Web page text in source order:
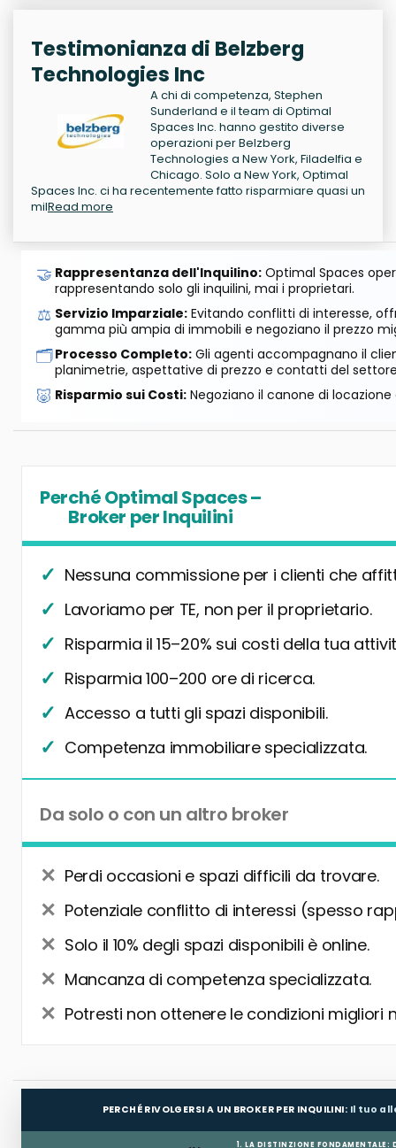
Testimonianza di Belzberg
Technologies Inc
A chi di competenza, Stephen
Sunderland e il team di Optimal
Spaces Inc. hanno gestito diverse
operazioni per Belzberg
Technologies a New York, Filadelfia e
Chicago. Solo a New York, Optimal
Spaces Inc. ci ha recentemente fatto risparmiare quasi un
milRead more
🤝 Rappresentanza dell'Inquilino: Optimal Spaces
rappresentando solo gli inquilini, mai i proprietari.
⚖️ Servizio Imparziale: Evitando conflitti di interesse,
gamma più ampia di immobili e negoziano il prezzo
🗂️Processo Completo: Gli agenti accompagnano il
planimetrie, aspettative di prezzo e contatti del
🐷 Risparmio sui Costi: Negoziano il canone di
Perché Optimal Spaces –
Broker per Inquilini
Nessuna commissione per i clienti che
Lavoriamo per TE, non per il proprietario.
Risparmia il 15–20% sui costi della tua
Risparmia 100–200 ore di ricerca.
Accesso a tutti gli spazi disponibili.
Competenza immobiliare specializzata.
Da solo o con un altro broker
Perdi occasioni e spazi difficili da trovare.
Potenziale conflitto di interessi (spesso
Solo il 10% degli spazi disponibili è online.
Mancanza di competenza specializzata.
Potresti non ottenere le condizioni migliori
PERCHÉ RIVOLGERSI A UN BROKER PER INQUILINI: Il tuo
1. LA DISTINZIONE FONDAMENTALE: